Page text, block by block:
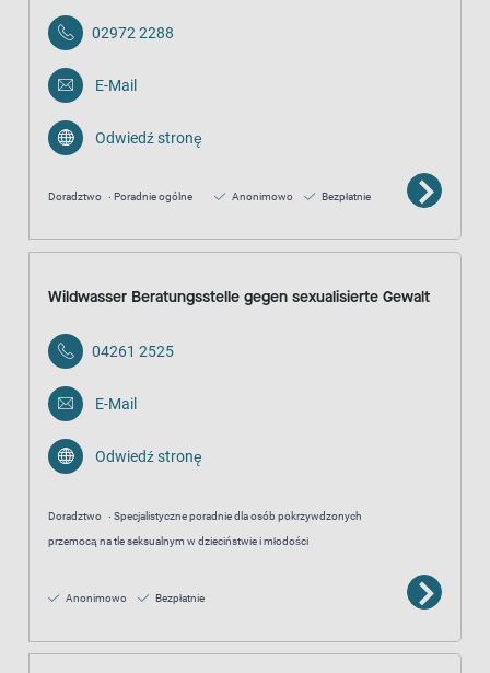
02972 2288
E-Mail
Odwiedź stronę
Doradztwo Poradnie ogólne Anonimowo Bezpłatnie
Wildwasser Beratungsstelle gegen sexualisierte Gewalt
04261 2525
E-Mail
Odwiedź stronę
Doradztwo
Specjalistyczne poradnie dla osób pokrzywdzonych
przemocą na tle seksualnym w dzieciństwie i młodości
Anonimowo Bezpłatnie